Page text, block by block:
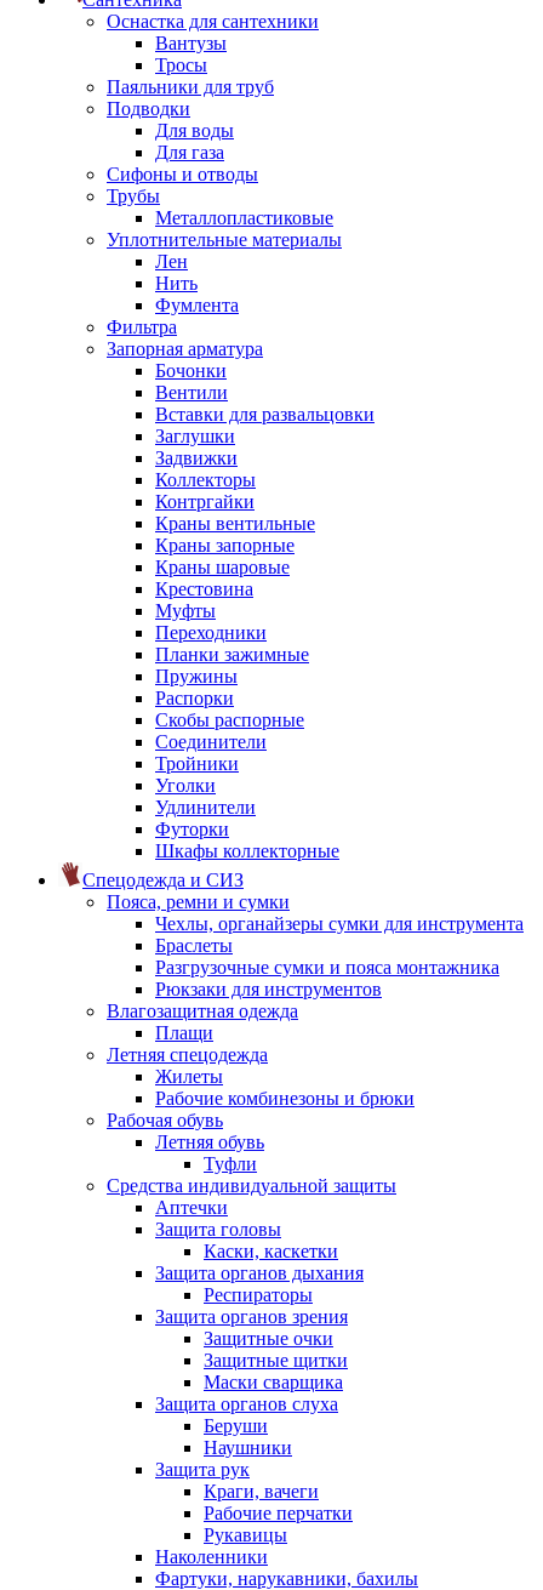
Оснастка для сантехники
Вантузы
Тросы
Паяльники для труб
Подводки
Для воды
Для газа
Сифоны и отводы
Трубы
Металлопластиковые
Уплотнительные материалы
Лен
Нить
Фумлента
Фильтра
Запорная арматура
Бочонки
Вентили
Вставки для развальцовки
Заглушки
Задвижки
Коллекторы
Контргайки
Краны вентильные
Краны запорные
Краны шаровые
Крестовина
Муфты
Переходники
Планки зажимные
Пружины
Распорки
Скобы распорные
Соединители
Тройники
Уголки
Удлинители
Футорки
Шкафы коллекторные
Спецодежда и СИЗ
Пояса, ремни и сумки
Чехлы, органайзеры сумки для инструмента
Браслеты
Разгрузочные сумки и пояса монтажника
Рюкзаки для инструментов
Влагозащитная одежда
Плащи
Летняя спецодежда
Жилеты
Рабочие комбинезоны и брюки
Рабочая обувь
Летняя обувь
Туфли
Средства индивидуальной защиты
Аптечки
Защита головы
Каски, каскетки
Защита органов дыхания
Респираторы
Защита органов зрения
Защитные очки
Защитные щитки
Маски сварщика
Защита органов слуха
Беруши
Наушники
Защита рук
Краги, вачеги
Рабочие перчатки
Рукавицы
Наколенники
Фартуки, нарукавники, бахилы